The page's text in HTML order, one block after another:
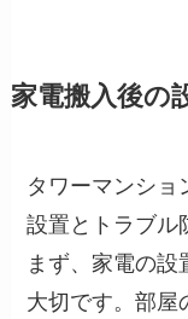
家電搬入後の
タワーマンショ
設置とトラブル
まず、家電の
大切です。部屋